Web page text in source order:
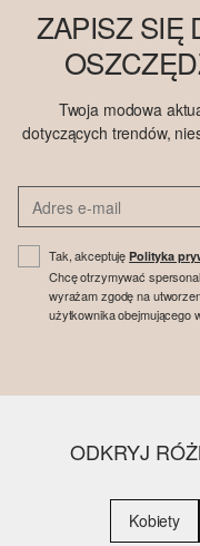
ZAPISZ SIĘ
Twoja modowa
dotyczących trendów,
Tak, akceptujęPolityka
Chcę otrzymywać
wyrażam zgodę na
użytkownika obejmującego
ODKRYJ
Kobiety